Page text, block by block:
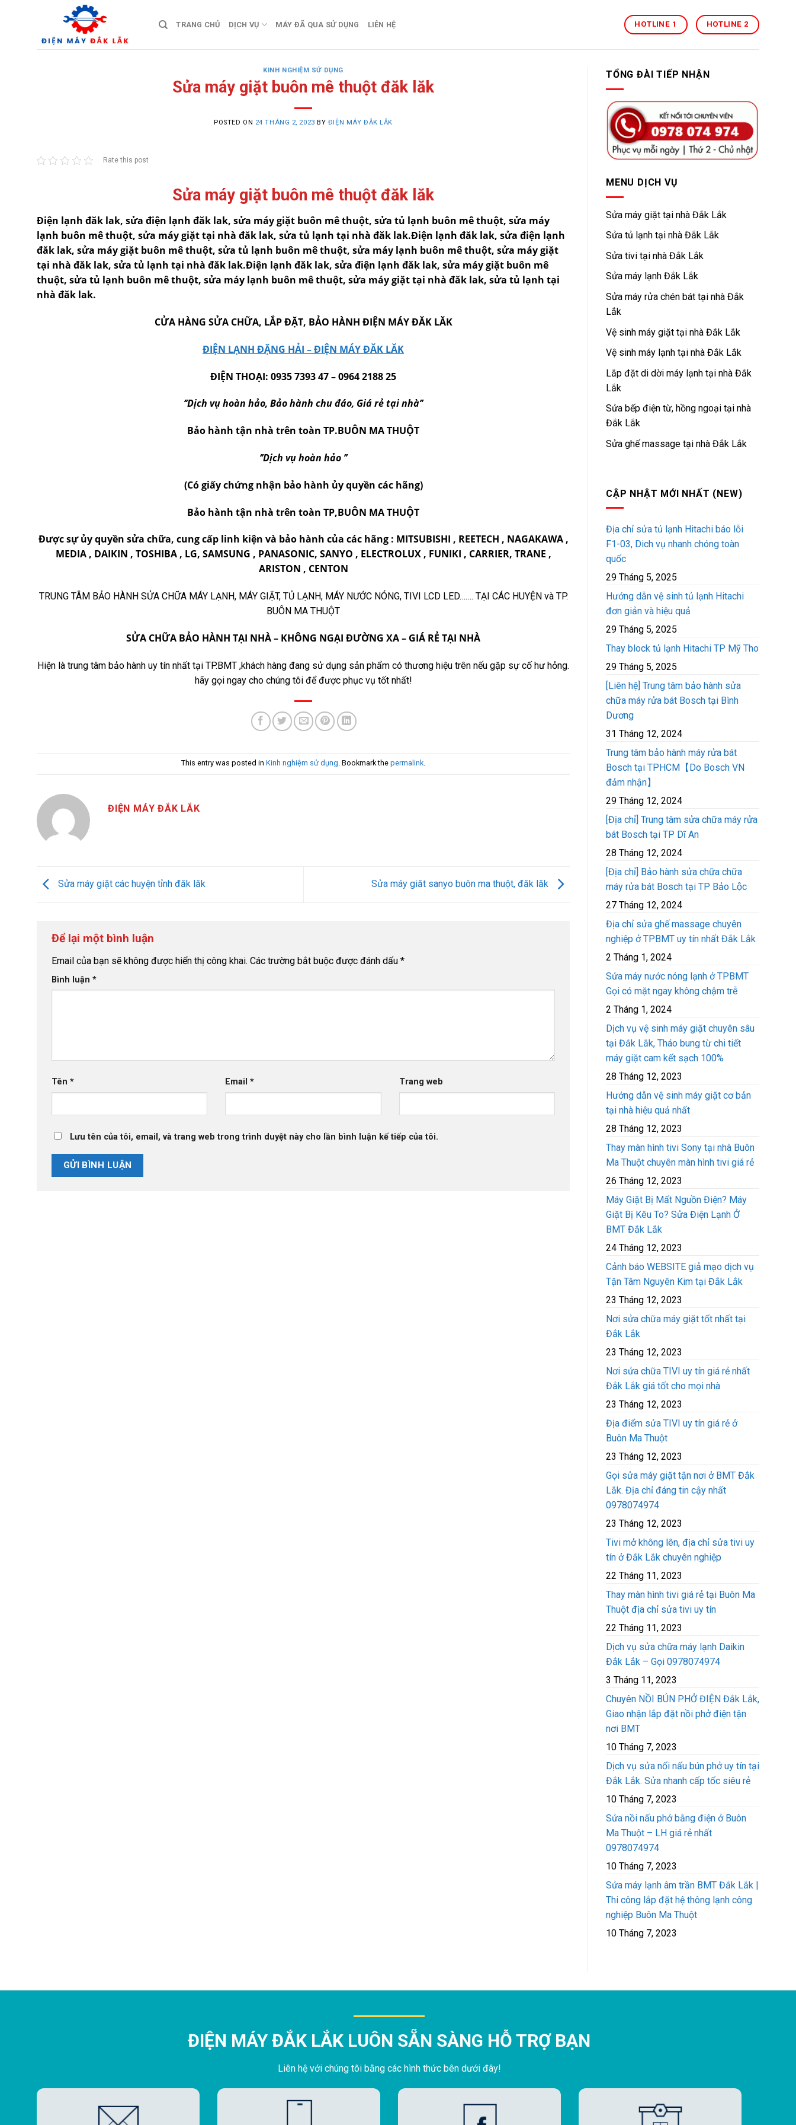
TRANG CHỦ DỊCH VỤ MÁY ĐÃ QUA SỬ DỤNG LIÊN HỆ HOTLINE 1 HOTLINE 2
KINH NGHIỆM SỬ DỤNG
Sửa máy giặt buôn mê thuột đăk lăk
POSTED ON 24 THÁNG 2, 2023 BY ĐIỆN MÁY ĐẮK LẮK
Rate this post
Sửa máy giặt buôn mê thuột đăk lăk
Điện lạnh đăk lak, sửa điện lạnh đăk lak, sửa máy giặt buôn mê thuột, sửa tủ lạnh buôn mê thuột, sửa máy
lạnh buôn mê thuột, sửa máy giặt tại nhà đăk lak, sửa tủ lạnh tại nhà đăk lak.Điện lạnh đăk lak, sửa điện lạnh
đăk lak, sửa máy giặt buôn mê thuột, sửa tủ lạnh buôn mê thuột, sửa máy lạnh buôn mê thuột, sửa máy giặt
tại nhà đăk lak, sửa tủ lạnh tại nhà đăk lak.Điện lạnh đăk lak, sửa điện lạnh đăk lak, sửa máy giặt buôn mê
thuột, sửa tủ lạnh buôn mê thuột, sửa máy lạnh buôn mê thuột, sửa máy giặt tại nhà đăk lak, sửa tủ lạnh tại
nhà đăk lak.
CỬA HÀNG SỬA CHỮA, LẮP ĐẶT, BẢO HÀNH ĐIỆN MÁY ĐĂK LĂK
ĐIỆN LẠNH ĐẶNG HẢI – ĐIỆN MÁY ĐĂK LĂK
ĐIỆN THOẠI: 0935 7393 47 – 0964 2188 25
‘’Dịch vụ hoàn hảo, Bảo hành chu đáo, Giá rẻ tại nhà’’
Bảo hành tận nhà trên toàn TP.BUÔN MA THUỘT
‘’Dịch vụ hoàn hảo ’’
(Có giấy chứng nhận bảo hành ủy quyền các hãng)
Bảo hành tận nhà trên toàn TP,BUÔN MA THUỘT
Được sự ủy quyền sửa chữa, cung cấp linh kiện và bảo hành của các hãng : MITSUBISHI , REETECH , NAGAKAWA ,
MEDIA , DAIKIN , TOSHIBA , LG, SAMSUNG , PANASONIC, SANYO , ELECTROLUX , FUNIKI , CARRIER, TRANE ,
ARISTON , CENTON
TRUNG TÂM BẢO HÀNH SỬA CHỮA MÁY LẠNH, MÁY GIẶT, TỦ LẠNH, MÁY NƯỚC NÓNG, TIVI LCD LED……. TẠI CÁC HUYỆN và TP.
BUÔN MA THUỘT
SỬA CHỮA BẢO HÀNH TẠI NHÀ – KHÔNG NGẠI ĐƯỜNG XA – GIÁ RẺ TẠI NHÀ
Hiện là trung tâm bảo hành uy tín nhất tại TP.BMT ,khách hàng đang sử dụng sản phẩm có thương hiệu trên nếu gặp sự cố hư hỏng.
hãy gọi ngay cho chúng tôi để được phục vụ tốt nhất!
This entry was posted in Kinh nghiệm sử dụng. Bookmark the permalink.
ĐIỆN MÁY ĐẮK LẮK
Sửa máy giặt các huyện tỉnh đăk lăk Sửa máy giăt sanyo buôn ma thuột, đăk lăk
Để lại một bình luận
Email của bạn sẽ không được hiển thị công khai. Các trường bắt buộc được đánh dấu *
Bình luận *
Tên * Email* Trang web
Lưu tên của tôi, email, và trang web trong trình duyệt này cho lần bình luận kế tiếp của tôi.
TỔNG ĐÀI TIẾP NHẬN
MENU DỊCH VỤ
Sửa máy giặt tại nhà Đắk Lắk
Sửa tủ lạnh tại nhà Đắk Lắk
Sửa tivi tại nhà Đắk Lắk
Sửa máy lạnh Đắk Lắk
Sửa máy rửa chén bát tại nhà Đắk
Lắk
Vệ sinh máy giặt tại nhà Đắk Lắk
Vệ sinh máy lạnh tại nhà Đắk Lắk
Lắp đặt di dời máy lạnh tại nhà Đắk
Lắk
Sửa bếp điện từ, hồng ngoại tại nhà
Đắk Lắk
Sửa ghế massage tại nhà Đắk Lắk
CẬP NHẬT MỚI NHẤT (NEW)
Địa chỉ sửa tủ lạnh Hitachi báo lỗi
F1-03, Dich vụ nhanh chóng toàn
quốc
29 Tháng 5, 2025
Hướng dẫn vệ sinh tủ lạnh Hitachi
đơn giản và hiệu quả
29 Tháng 5, 2025
Thay block tủ lạnh Hitachi TP Mỹ Tho
29 Tháng 5, 2025
[Liên hệ] Trung tâm bảo hành sửa
chữa máy rửa bát Bosch tại Bình
Dương
31 Tháng 12, 2024
Trung tâm bảo hành máy rửa bát
Bosch tại TPHCM【Do Bosch VN
đảm nhận】
29 Tháng 12, 2024
[Địa chỉ] Trung tâm sửa chữa máy rửa
bát Bosch tại TP Dĩ An
28 Tháng 12, 2024
[Địa chỉ] Bảo hành sửa chữa chữa
máy rửa bát Bosch tại TP Bảo Lộc
27 Tháng 12, 2024
Địa chỉ sửa ghế massage chuyên
nghiệp ở TPBMT uy tín nhất Đắk Lắk
2 Tháng 1, 2024
Sửa máy nước nóng lạnh ở TPBMT
Gọi có mặt ngay không chậm trễ
2 Tháng 1, 2024
Dịch vụ vệ sinh máy giặt chuyên sâu
tại Đắk Lắk, Tháo bung từ chi tiết
máy giặt cam kết sạch 100%
28 Tháng 12, 2023
Hướng dẫn vệ sinh máy giặt cơ bản
tại nhà hiệu quả nhất
28 Tháng 12, 2023
Thay màn hình tivi Sony tại nhà Buôn
Ma Thuột chuyên màn hình tivi giá rẻ
26 Tháng 12, 2023
Máy Giặt Bị Mất Nguồn Điện? Máy
Giặt Bị Kêu To? Sửa Điện Lạnh Ở
BMT Đắk Lắk
24 Tháng 12, 2023
Cảnh báo WEBSITE giả mạo dịch vụ
Tận Tâm Nguyên Kim tại Đắk Lắk
23 Tháng 12, 2023
Nơi sửa chữa máy giặt tốt nhất tại
Đắk Lắk
23 Tháng 12, 2023
Nơi sửa chữa TIVI uy tín giá rẻ nhất
Đắk Lắk giá tốt cho mọi nhà
23 Tháng 12, 2023
Địa điểm sửa TIVI uy tín giá rẻ ở
Buôn Ma Thuột
23 Tháng 12, 2023
Gọi sửa máy giặt tận nơi ở BMT Đắk
Lắk. Địa chỉ đáng tin cậy nhất
0978074974
23 Tháng 12, 2023
Tivi mở không lên, địa chỉ sửa tivi uy
tín ở Đắk Lắk chuyên nghiệp
22 Tháng 11, 2023
Thay màn hình tivi giá rẻ tại Buôn Ma
Thuột địa chỉ sửa tivi uy tín
22 Tháng 11, 2023
Dịch vụ sửa chữa máy lạnh Daikin
Đắk Lắk – Gọi 0978074974
3 Tháng 11, 2023
Chuyên NỒI BÚN PHỞ ĐIỆN Đắk Lắk,
Giao nhận lắp đặt nồi phở điện tận
nơi BMT
10 Tháng 7, 2023
Dịch vụ sửa nối nấu bún phở uy tín tại
Đắk Lắk. Sửa nhanh cấp tốc siêu rẻ
10 Tháng 7, 2023
Sửa nồi nấu phở bằng điện ở Buôn
Ma Thuột – LH giá rẻ nhất
0978074974
10 Tháng 7, 2023
Sửa máy lạnh âm trần BMT Đắk Lắk |
Thi công lắp đặt hệ thông lạnh công
nghiệp Buôn Ma Thuột
10 Tháng 7, 2023
ĐIỆN MÁY ĐẮK LẮK LUÔN SẴN SÀNG HỖ TRỢ BẠN
Liên hệ với chúng tôi bằng các hình thức bên dưới đây!